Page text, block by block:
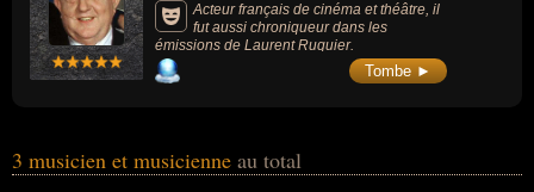
Acteur français de cinéma et théâtre, il
fut aussi chroniqueur dans les
émissions de Laurent Ruquier.
Tombe ►
3 musicien et musicienne au total